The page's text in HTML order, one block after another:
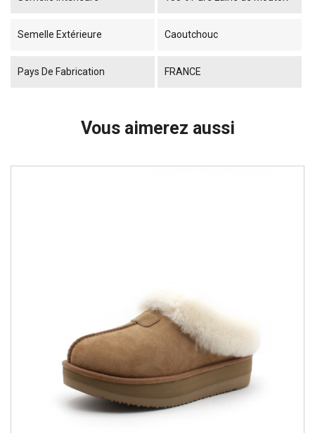
Semelle Extérieure Caoutchouc
Pays De Fabrication FRANCE
Vous aimerez aussi